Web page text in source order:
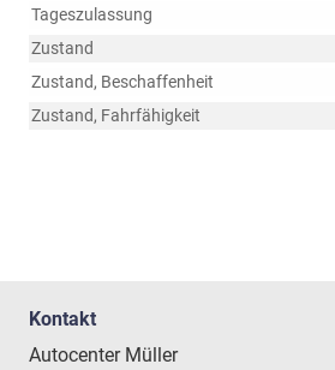
Tageszulassung
Zustand
Zustand, Beschaffenheit
Zustand, Fahrfähigkeit
Kontakt
Autocenter Müller